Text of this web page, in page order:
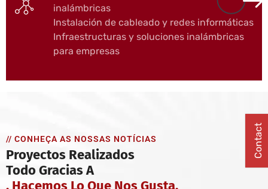
inalámbricas
Instalación de cableado y redes informáticas
Infraestructuras y soluciones inalámbricas
para empresas
// CONHEÇA AS NOSSAS NOTÍCIAS
Proyectos Realizados
Todo Gracias A
. Hacemos Lo Que Nos Gusta.
Contact